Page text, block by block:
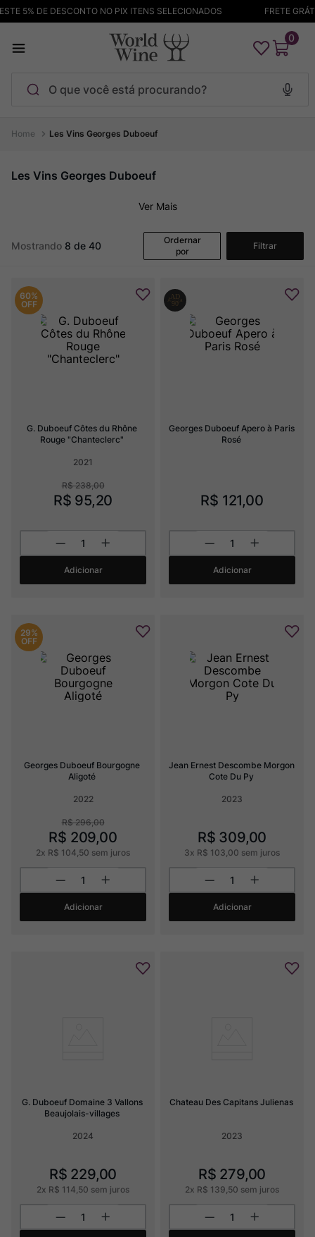
5% DE DESCONTO NO PIX ITENS SELECIONADOS FRETE
0
Les Vins Georges Duboeuf
Les Vins Georges Duboeuf
Ver Mais
Mostrando 8 de 40
Ordernar
por
Filtrar
60%
OFF
G. Duboeuf Côtes du Rhône
Rouge "Chanteclerc"
2021
R$ 238,00
R$ 95,20
Adicionar
Georges Duboeuf Apero à Paris
Rosé
R$ 121,00
Adicionar
29%
OFF
Georges Duboeuf Bourgogne
Aligoté
2022
R$ 296,00
R$ 209,00
2x R$ 104 50 sem juros
Adicionar
Jean Ernest Descombe Morgon
Cote Du Py
2023
R$ 309,00
3x R$ 103 00 sem juros
Adicionar
G. Duboeuf Domaine 3 Vallons
Beaujolais-villages
2024
R$ 229,00
2x R$ 114 50 sem juros
Chateau Des Capitans Julienas
2023
R$ 279,00
2x R$ 139 50 sem juros
Termos mais buscados
Pinot Noir
5º Chablis
7º
Champagne
Rocim
Ver Sacrum